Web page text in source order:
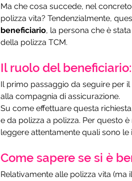
Ma che cosa succede, nel
polizza vita? Tendenzialmente,
beneficiario, la persona che è
della polizza TCM.
Il ruolo del
Il primo passaggio da seguire per
alla compagnia di assicurazione.
Su come effettuare questa
e da polizza a polizza. Per questo
leggere attentamente quali sono le
Come sapere se si è
Relativamente alle polizza vita (ma